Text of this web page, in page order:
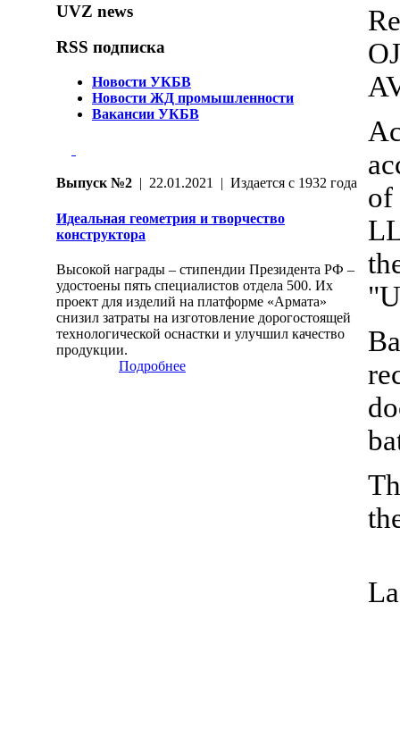
UVZ news
RSS подписка
Новости УКБВ
Новости ЖД промышленности
Вакансии УКБВ
Выпуск №2 | 22.01.2021 | Издается с 1932 года
Идеальная геометрия и творчество
конструктора
Высокой награды – стипендии Президента РФ –
удостоены пять специалистов отдела 500. Их
проект для изделий на платформе «Армата»
снизил затраты на изготовление дорогостоящей
технологической оснастки и улучшил качество
продукции.
Подробнее
of